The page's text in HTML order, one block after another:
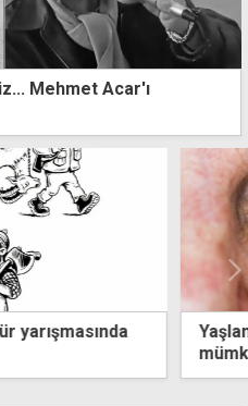
Mehmet Acar'ı
dahi ölümsüzlük